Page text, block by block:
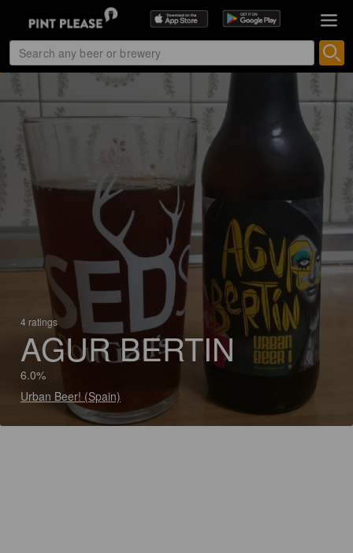
4 ratings
AGUR BERTIN
6.0%
Urban Beer! (Spain)